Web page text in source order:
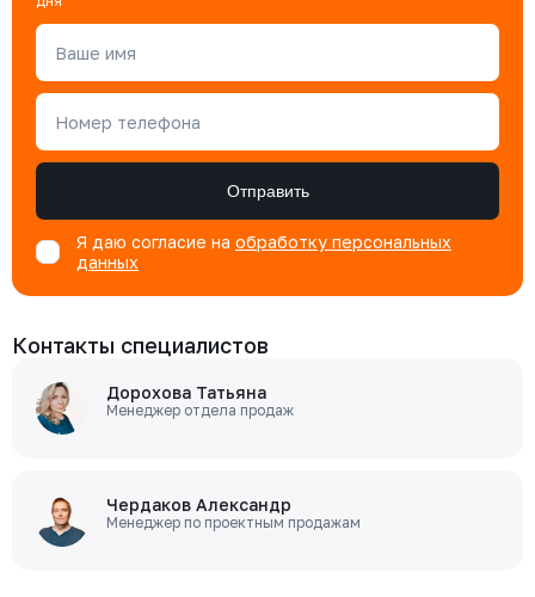
Ваше имя
Номер телефона
Отправить
Я даю согласие на обработку персональных
данных
Контакты специалистов
Дорохова Татьяна
Менеджер отдела продаж
Чердаков Александр
Менеджер по проектным продажам